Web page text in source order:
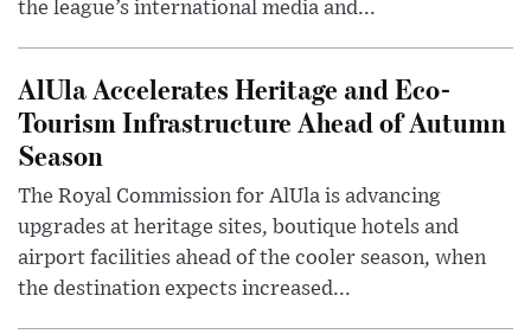
the league’s international media and...
AlUla Accelerates Heritage and Eco-
Tourism Infrastructure Ahead of Autumn
Season
The Royal Commission for AlUla is advancing
upgrades at heritage sites, boutique hotels and
airport facilities ahead of the cooler season, when
the destination expects increased...